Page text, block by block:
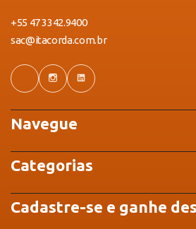
+55 47 3342.9400
sac@itacorda.com.br
Navegue
Categorias
Cadastre-se e ganhe